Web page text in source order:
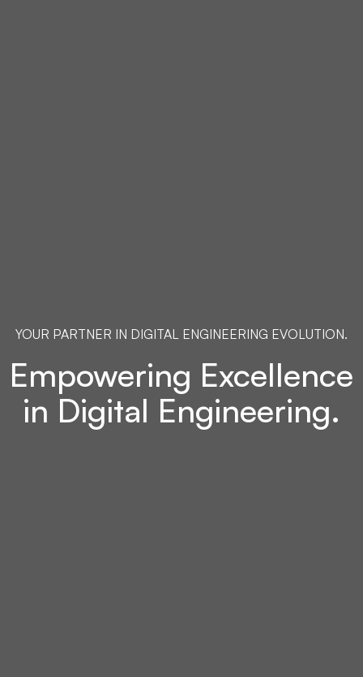
YOUR PARTNER IN DIGITAL ENGINEERING EVOLUTION.
Empowering Excellence
in Digital Engineering.